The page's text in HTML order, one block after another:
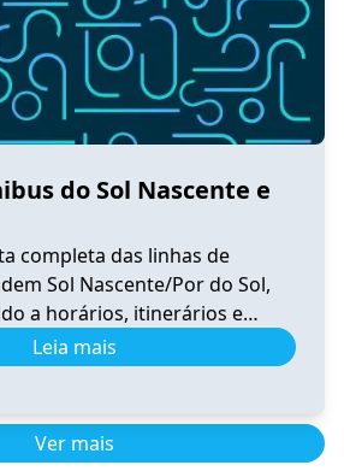
do Sol Nascente e
completa das linhas de
Sol Nascente/Por do Sol,
a horários, itinerários e
0.020 Horário e
Santa Maria (Av. Santa
Horário de Ônibus 0.039
Real e Itinerário (2026) Ver
Leia mais
Ver mais